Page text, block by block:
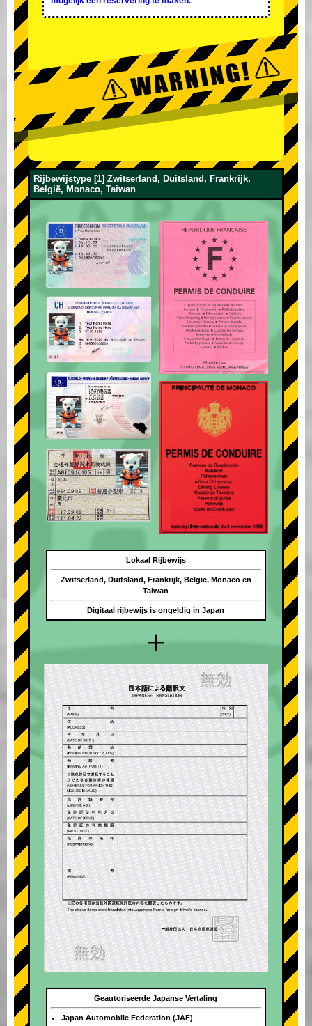
Rijbewijstype [1] Zwitserland, Duitsland, Frankrijk,
België, Monaco, Taiwan
+
Lokaal Rijbewijs
Zwitserland, Duitsland, Frankrijk, België, Monaco en
Taiwan
Digitaal rijbewijs is ongeldig in Japan
Geautoriseerde Japanse Vertaling
Japan Automobile Federation (JAF)